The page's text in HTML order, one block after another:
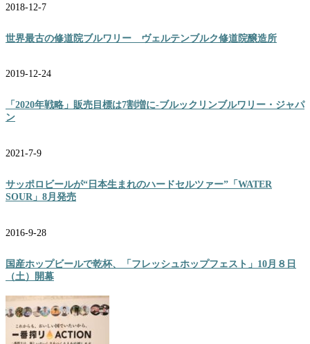
2018-12-7
世界最古の修道院ブルワリー ヴェルテンブルク修道院醸造所
2019-12-24
「2020年戦略」販売目標は7割増に‐ブルックリンブルワリー・ジャパ
ン
2021-7-9
サッポロビールが“日本生まれのハードセルツァー”「WATER
SOUR」8月発売
2016-9-28
国産ホップビールで乾杯、「フレッシュホップフェスト」10月８日
（土）開幕